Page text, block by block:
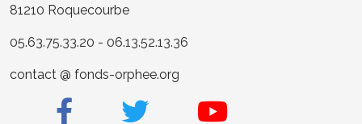
81210 Roquecourbe
05.63.75.33.20 - 06.13.52.13.36
contact @ fonds-orphee.org